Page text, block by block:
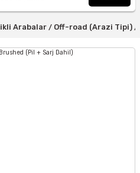
Arabalar Off-road (Arazi Tipi)